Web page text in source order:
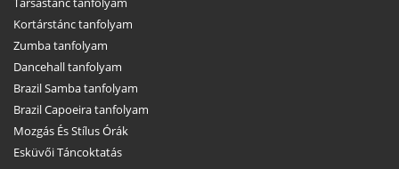
Kortárstánc tanfolyam
Zumba tanfolyam
Dancehall tanfolyam
Brazil Samba tanfolyam
Brazil Capoeira tanfolyam
Mozgás És Stílus Órák
Esküvői Táncoktatás